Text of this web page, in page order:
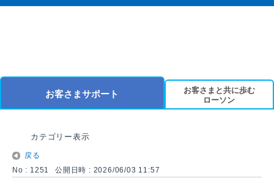
お客さまサポート
お客さまと共に歩む
ローソン
カテゴリー表示
戻る
No : 1251
公開日時 : 2026/06/03 11:57